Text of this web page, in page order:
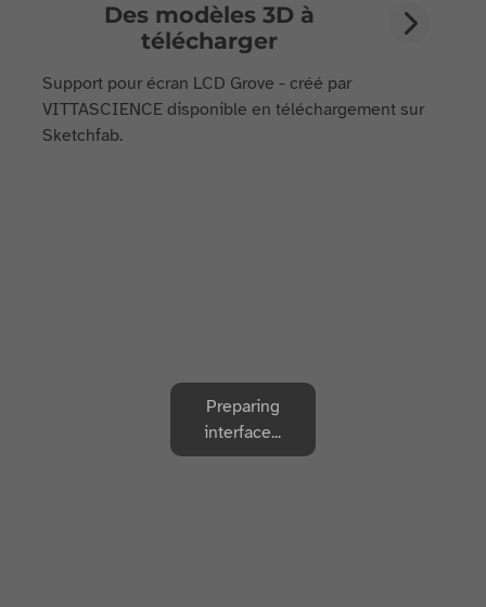
Des modèles 3D à
télécharger
Support pour écran LCD Grove - créé par
VITTASCIENCE disponible en téléchargement sur
Sketchfab.
Preparing
interface...